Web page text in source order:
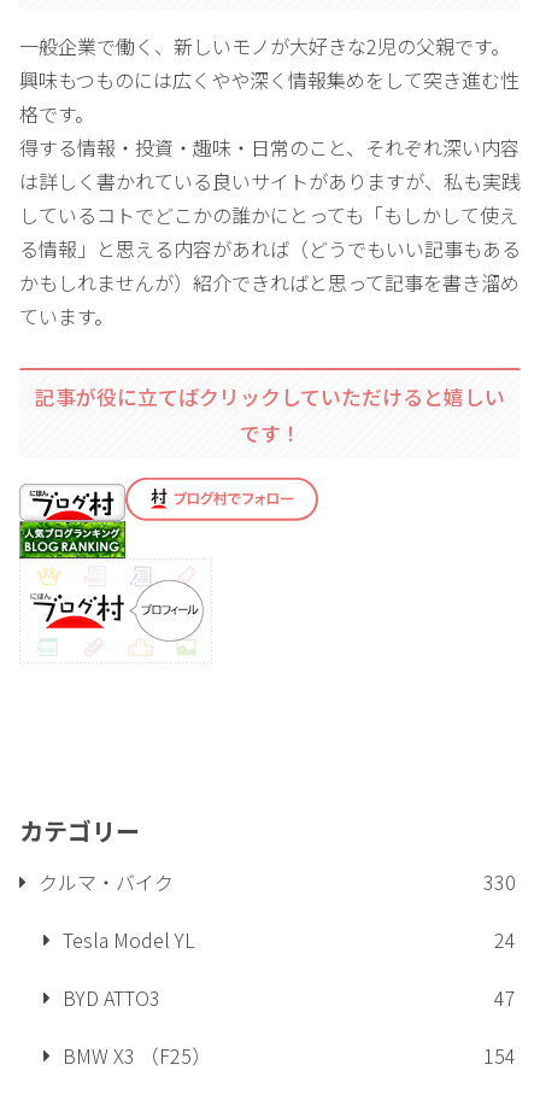
一般企業で働く、新しいモノが大好きな2児の父親です。
興味もつものには広くやや深く情報集めをして突き進む性
格です。
得する情報・投資・趣味・日常のこと、それぞれ深い内容
は詳しく書かれている良いサイトがありますが、私も実践
しているコトでどこかの誰かにとっても「もしかして使え
る情報」と思える内容があれば（どうでもいい記事もある
かもしれませんが）紹介できればと思って記事を書き溜め
ています。
記事が役に立てばクリックしていただけると嬉しい
です！
カテゴリー
クルマ・バイク
330
Tesla Model YL
24
BYD ATTO3
47
BMW X3 （F25）
154